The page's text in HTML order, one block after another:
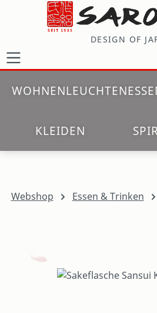
Zum Hauptinhalt springen
DESIGN OF
WOHNENLEUCHTEN
KLEIDEN
Webshop Essen & Trinken
Bildergalerie überspringen